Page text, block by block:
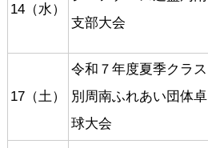
14（水）
支部大会
17（土）
令和７年度夏季クラス
別周南ふれあい団体卓
球大会